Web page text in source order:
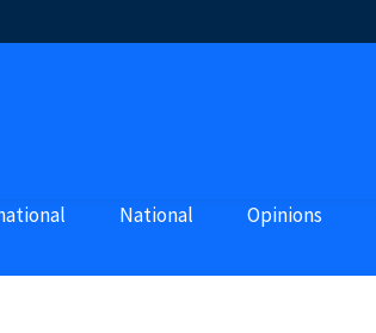
National Opinions